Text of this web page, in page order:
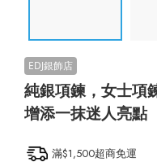
純銀項鍊，女士項
增添一抹迷人亮點
滿$1,500超商免運